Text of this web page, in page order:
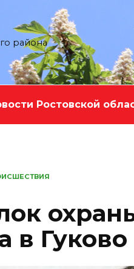
района
Ростовской
в Гуково